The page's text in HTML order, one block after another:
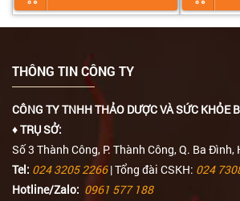
THÔNG TIN CÔNG TY
CÔNG TY TNHH THẢO DƯỢC VÀ SỨC KHỎE
♦ TRỤ SỞ:
Số 3 Thành Công, P. Thành Công, Q. Ba Đình,
Tel: 024 3205 2266| Tổng đài CSKH: 024
Hotline/Zalo: 0961 577 188